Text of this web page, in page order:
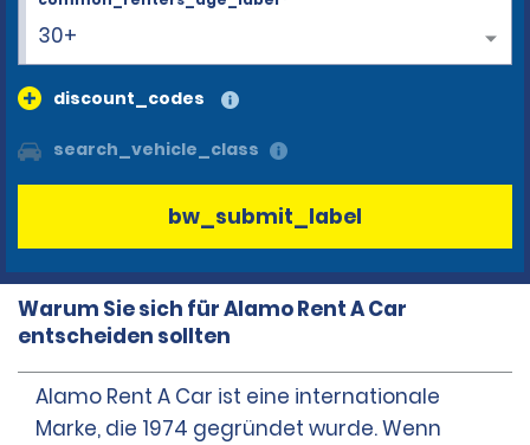
30+
discount_codes
search_vehicle_class
bw_submit_label
Warum Sie sich für Alamo Rent A Car
entscheiden sollten
Alamo Rent A Car ist eine internationale
Marke, die 1974 gegründet wurde. Wenn